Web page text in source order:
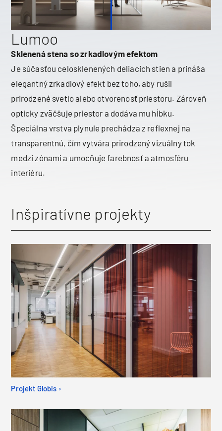
Lumoo
Sklenená stena so zrkadlovým efektom
Je súčasťou celosklenených deliacich stien a prináša
elegantný zrkadlový efekt bez toho, aby rušil
prirodzené svetlo alebo otvorenosť priestoru. Zároveň
opticky zväčšuje priestor a dodáva mu hĺbku.
Špeciálna vrstva plynule prechádza z reflexnej na
transparentnú, čím vytvára prirodzený vizuálny tok
medzi zónami a umocňuje farebnosť a atmosféru
interiéru.
Inšpiratívne projekty
Projekt Globis ›